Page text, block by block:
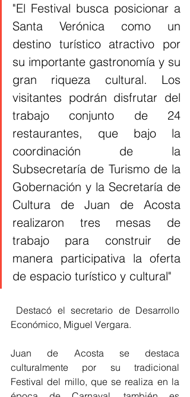
"El Festival busca posicionar a
Santa Verónica como un
destino turístico atractivo por
su importante gastronomía y su
gran riqueza cultural. Los
visitantes podrán disfrutar del
trabajo conjunto de 24
restaurantes, que bajo la
coordinación de la
Subsecretaría de Turismo de la
Gobernación y la Secretaría de
Cultura de Juan de Acosta
realizaron tres mesas de
trabajo para construir de
manera participativa la oferta
de espacio turístico y cultural"
Económico, Miguel Vergara.
Juan de Acosta se destaca
culturalmente por su tradicional
Festival del millo, que se realiza en la